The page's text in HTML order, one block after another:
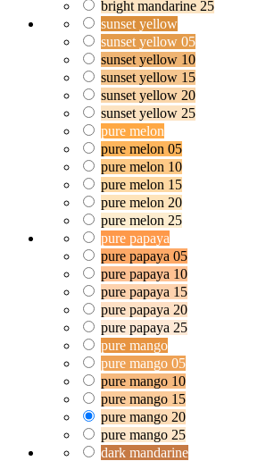
bright mandarine 25
sunset yellow
sunset yellow 05
sunset yellow 10
sunset yellow 15
sunset yellow 20
sunset yellow 25
pure melon
pure melon 05
pure melon 10
pure melon 15
pure melon 20
pure melon 25
pure papaya
pure papaya 05
pure papaya 10
pure papaya 15
pure papaya 20
pure papaya 25
pure mango
pure mango 05
pure mango 10
pure mango 15
pure mango 20
pure mango 25
dark mandarine